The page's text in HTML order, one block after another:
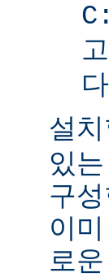
설
있
구
이
로